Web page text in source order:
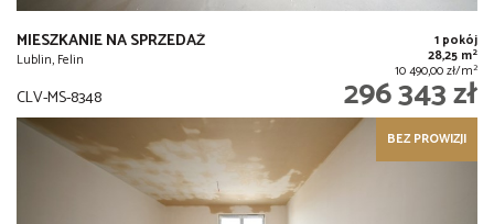
MIESZKANIE NA SPRZEDAŻ
Lublin, Felin
1 pokój
28,25 m2
10 490,00 zł/m2
CLV-MS-8348 296 343 zł
BEZ PROWIZJI